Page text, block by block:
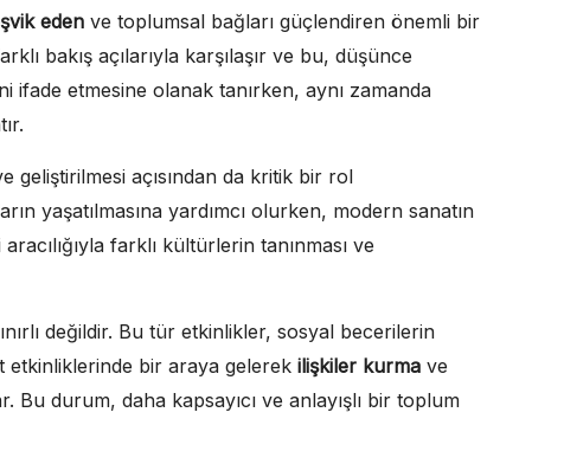
eden ve toplumsal bağları güçlendiren önemli bir
bakış açılarıyla karşılaşır ve bu, düşünce
etmesine olanak tanırken, aynı zamanda
geliştirilmesi açısından da kritik bir rol
yaşatılmasına yardımcı olurken, modern sanatın
farklı kültürlerin tanınması ve
değildir. Bu tür etkinlikler, sosyal becerilerin
etkinliklerinde bir araya gelerek ilişkiler kurma ve
Bu durum, daha kapsayıcı ve anlayışlı bir toplum